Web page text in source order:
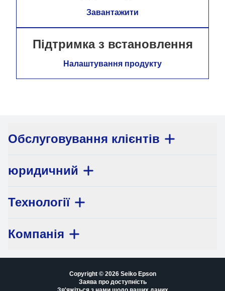
Завантажити
Підтримка з встановлення
Налаштування продукту
Обслуговування клієнтів
юридичний
Технології
Компанія
Copyright © 2026 Seiko Epson
Заява про доступність